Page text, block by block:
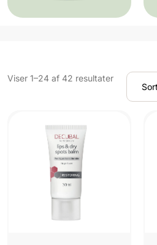
Viser 1–24 af 42 resultaterSorteret
popularitet